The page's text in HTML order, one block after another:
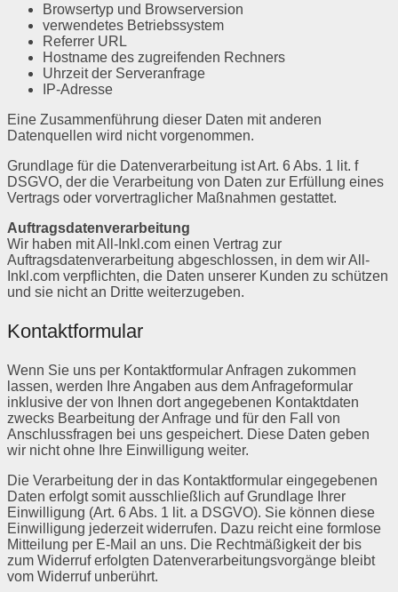
Browsertyp und Browserversion
verwendetes Betriebssystem
Referrer URL
Hostname des zugreifenden Rechners
Uhrzeit der Serveranfrage
IP-Adresse
Eine Zusammenführung dieser Daten mit anderen
Datenquellen wird nicht vorgenommen.
Grundlage für die Datenverarbeitung ist Art. 6 Abs. 1 lit. f
DSGVO, der die Verarbeitung von Daten zur Erfüllung eines
Vertrags oder vorvertraglicher Maßnahmen gestattet.
Auftragsdatenverarbeitung
Wir haben mit All-Inkl.com einen Vertrag zur
Auftragsdatenverarbeitung abgeschlossen, in dem wir All-
Inkl.com verpflichten, die Daten unserer Kunden zu schützen
und sie nicht an Dritte weiterzugeben.
Kontaktformular
Wenn Sie uns per Kontaktformular Anfragen zukommen
lassen, werden Ihre Angaben aus dem Anfrageformular
inklusive der von Ihnen dort angegebenen Kontaktdaten
zwecks Bearbeitung der Anfrage und für den Fall von
Anschlussfragen bei uns gespeichert. Diese Daten geben
wir nicht ohne Ihre Einwilligung weiter.
Die Verarbeitung der in das Kontaktformular eingegebenen
Daten erfolgt somit ausschließlich auf Grundlage Ihrer
Einwilligung (Art. 6 Abs. 1 lit. a DSGVO). Sie können diese
Einwilligung jederzeit widerrufen. Dazu reicht eine formlose
Mitteilung per E-Mail an uns. Die Rechtmäßigkeit der bis
zum Widerruf erfolgten Datenverarbeitungsvorgänge bleibt
vom Widerruf unberührt.